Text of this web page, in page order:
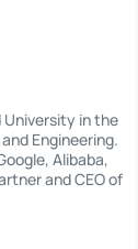
University in the
Engineering.
Alibaba,
and CEO of